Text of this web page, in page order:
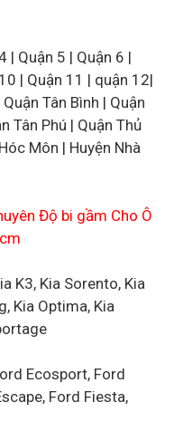
| Quận 5 | Quận 6 |
| Quận 11 | quận 12|
Tân Bình | Quận
Tân Phú | Quận Thủ
Môn | Huyện Nhà
Độ bi gầm Cho Ô
K3, Kia Sorento, Kia
Kia Optima, Kia
Ecosport, Ford
Ford Fiesta,